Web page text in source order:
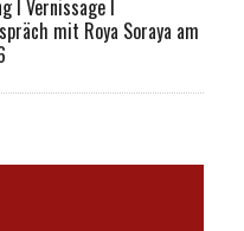
I Vernissage I
mit Roya Soraya am